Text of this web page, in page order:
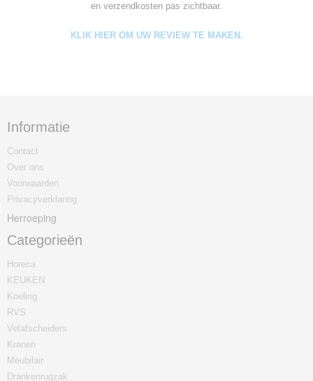
en verzendkosten pas zichtbaar.
KLIK HIER OM UW REVIEW TE MAKEN.
Informatie
Contact
Over ons
Voorwaarden
Privacyverklaring
Herroeping
Categorieën
Horeca
KEUKEN
Koeling
RVS
Vetafscheiders
Kranen
Meubilair
Drankenrugzak